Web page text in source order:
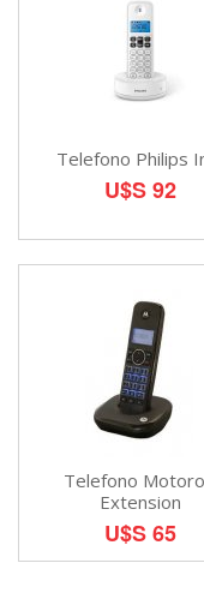
Telefono Philips
U$S 92
Telefono
Extension
U$S 65